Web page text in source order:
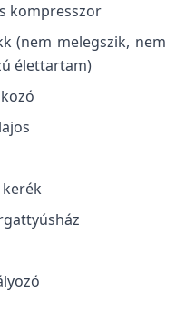
kompresszor
(nem melegszik, nem
élettartam)